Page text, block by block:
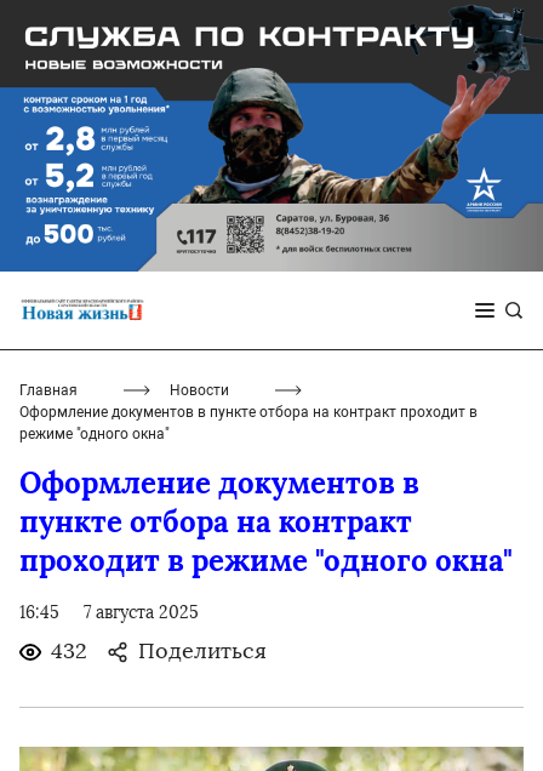
Главная
Новости
Оформление документов в пункте отбора на контракт проходит в
режиме "одного окна"
Оформление документов в
пункте отбора на контракт
проходит в режиме "одного окна"
16:45 7 августа 2025
432 Поделиться